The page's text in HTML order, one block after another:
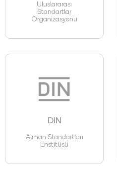
Uluslararası
Standartlar
Organizasyonu
DIN
Alman Standartları
Enstitüsü